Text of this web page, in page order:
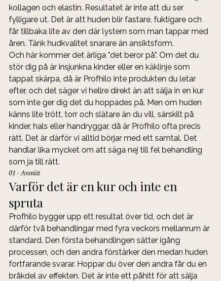
kollagen och elastin. Resultatet är inte att du ser
fylligare ut. Det är att huden blir fastare, fuktigare och
får tillbaka lite av den där lystern som man tappar med
åren. Tänk hudkvalitet snarare än ansiktsform.
Och här kommer det ärliga "det beror på". Om det du
stör dig på är insjunkna kinder eller en käklinje som
tappat skärpa, då är Profhilo inte produkten du letar
efter, och det säger vi hellre direkt än att sälja in en kur
som inte ger dig det du hoppades på. Men om huden
känns lite trött, torr och slätare än du vill, särskilt på
kinder, hals eller handryggar, då är Profhilo ofta precis
rätt. Det är därför vi alltid börjar med ett samtal. Det
handlar lika mycket om att säga nej till fel behandling
som ja till rätt.
01 · Avsnitt
Varför det är en kur och inte en
spruta
Profhilo bygger upp ett resultat över tid, och det är
därför två behandlingar med fyra veckors mellanrum är
standard. Den första behandlingen sätter igång
processen, och den andra förstärker den medan huden
fortfarande svarar. Hoppar du över den andra får du en
bråkdel av effekten. Det är inte ett påhitt för att sälja